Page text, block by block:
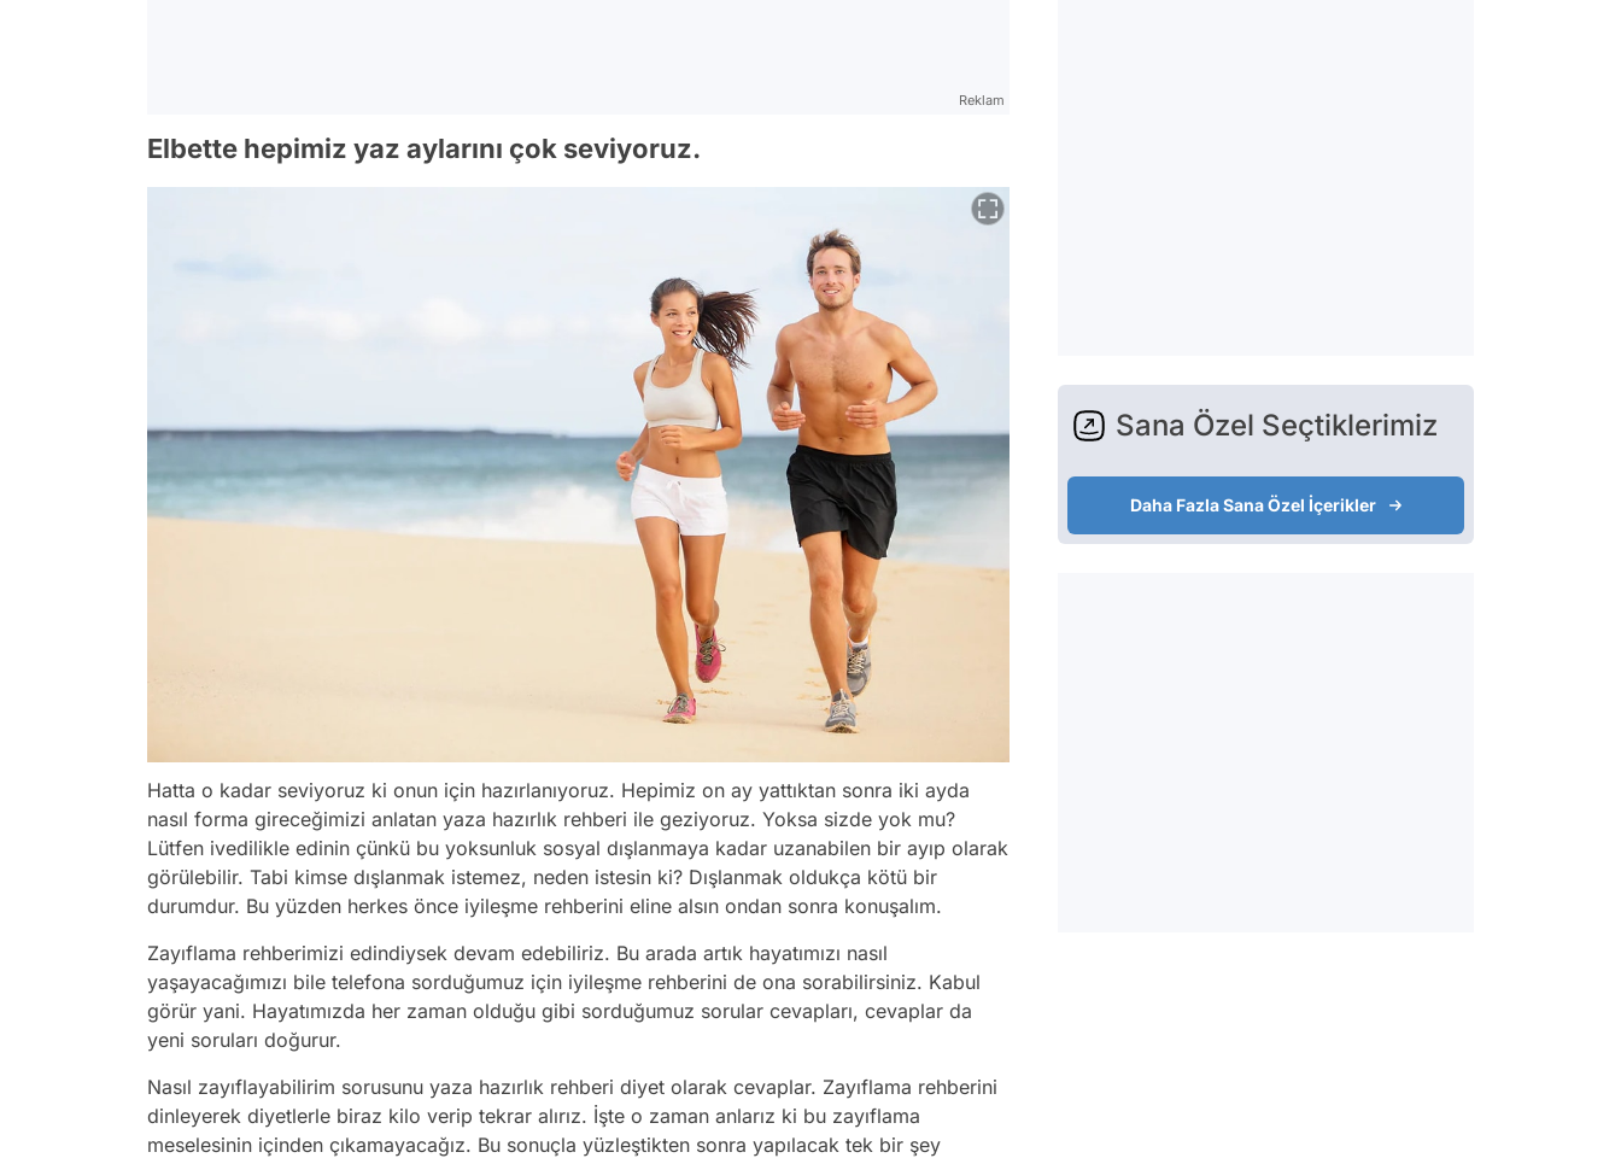
Reklam
Elbette hepimiz yaz aylarını çok seviyoruz.
Hatta o kadar seviyoruz ki onun için hazırlanıyoruz. Hepimiz on ay yattıktan sonra iki ayda
nasıl forma gireceğimizi anlatan yaza hazırlık rehberi ile geziyoruz. Yoksa sizde yok mu?
Lütfen ivedilikle edinin çünkü bu yoksunluk sosyal dışlanmaya kadar uzanabilen bir ayıp olarak
görülebilir. Tabi kimse dışlanmak istemez, neden istesin ki? Dışlanmak oldukça kötü bir
durumdur. Bu yüzden herkes önce iyileşme rehberini eline alsın ondan sonra konuşalım.
Zayıflama rehberimizi edindiysek devam edebiliriz. Bu arada artık hayatımızı nasıl
yaşayacağımızı bile telefona sorduğumuz için iyileşme rehberini de ona sorabilirsiniz. Kabul
görür yani. Hayatımızda her zaman olduğu gibi sorduğumuz sorular cevapları, cevaplar da
yeni soruları doğurur.
Nasıl zayıflayabilirim sorusunu yaza hazırlık rehberi diyet olarak cevaplar. Zayıflama rehberini
dinleyerek diyetlerle biraz kilo verip tekrar alırız. İşte o zaman anlarız ki bu zayıflama
meselesinin içinden çıkamayacağız. Bu sonuçla yüzleştikten sonra yapılacak tek bir şey
Sana Özel Seçtiklerimiz
Daha Fazla Sana Özel İçerikler